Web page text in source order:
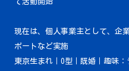
現在は、個人事業主として、企
ポートなど実施
東京生まれ｜O型｜既婚｜趣味